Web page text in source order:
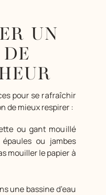
UN
pour se rafraîchir
de mieux respirer :
ou gant mouillé
ou jambes
mouiller le papier à
une bassine d’eau